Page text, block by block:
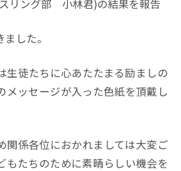
リング部 小林君)の結果を報告
した。
生徒たちに心あたたまる励ましの
メッセージが入った色紙を頂戴し
関係各位におかれましては大変ご
もたちのために素晴らしい機会を